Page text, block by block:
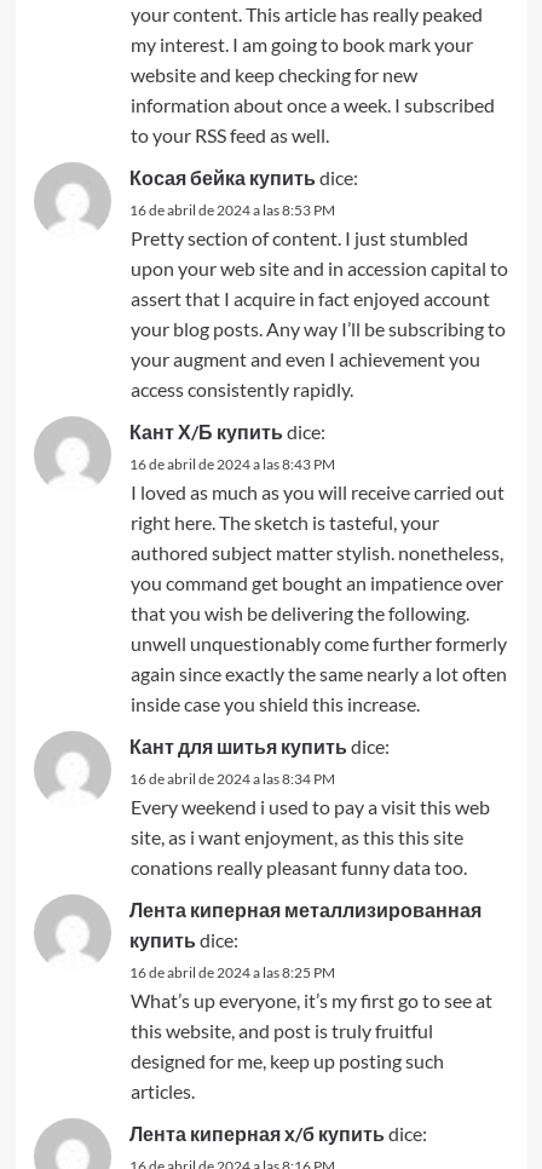
your content. This article has really peaked
my interest. I am going to book mark your
website and keep checking for new
information about once a week. I subscribed
to your RSS feed as well.
Косая бейка купить dice:
16 de abril de 2024 a las 8:53 PM
Pretty section of content. I just stumbled
upon your web site and in accession capital to
assert that I acquire in fact enjoyed account
your blog posts. Any way I’ll be subscribing to
your augment and even I achievement you
access consistently rapidly.
Кант Х/Б купить dice:
16 de abril de 2024 a las 8:43 PM
I loved as much as you will receive carried out
right here. The sketch is tasteful, your
authored subject matter stylish. nonetheless,
you command get bought an impatience over
that you wish be delivering the following.
unwell unquestionably come further formerly
again since exactly the same nearly a lot often
inside case you shield this increase.
Кант для шитья купить dice:
16 de abril de 2024 a las 8:34 PM
Every weekend i used to pay a visit this web
site, as i want enjoyment, as this this site
conations really pleasant funny data too.
Лента киперная металлизированная
купить dice:
16 de abril de 2024 a las 8:25 PM
What’s up everyone, it’s my first go to see at
this website, and post is truly fruitful
designed for me, keep up posting such
articles.
Лента киперная х/б купить dice:
16 de abril de 2024 a las 8:16 PM